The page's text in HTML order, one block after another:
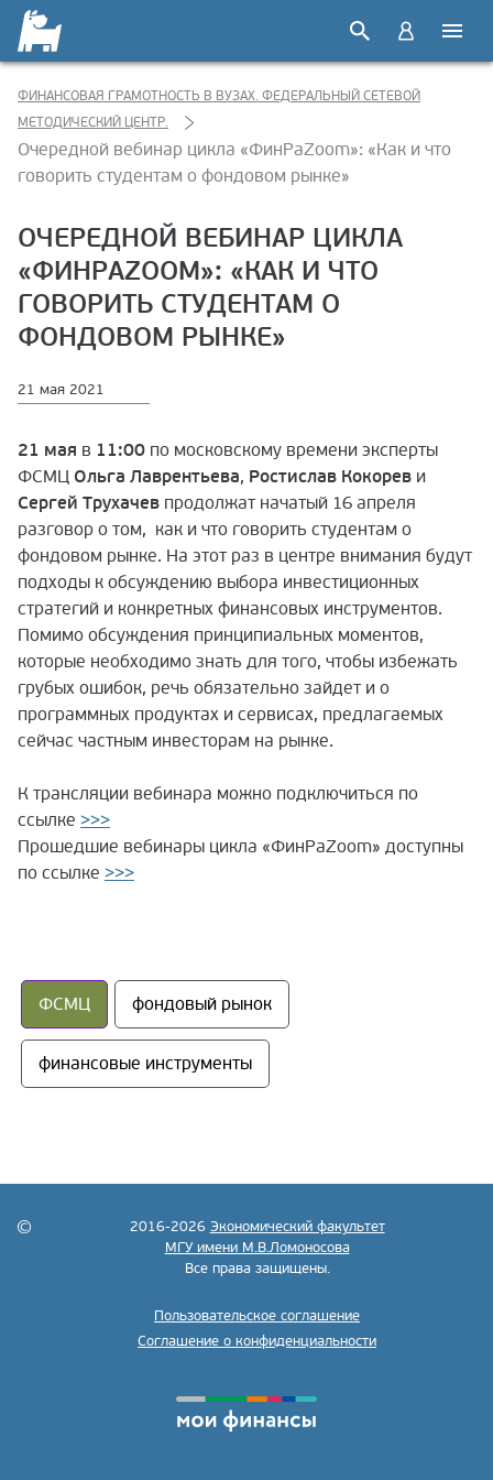
ФИНАНСОВАЯ ГРАМОТНОСТЬ В ВУЗАХ. ФЕДЕРАЛЬНЫЙ СЕТЕВОЙ
МЕТОДИЧЕСКИЙ ЦЕНТР.
Очередной вебинар цикла «ФинРаZoom»: «Как и что
говорить студентам о фондовом рынке»
ОЧЕРЕДНОЙ ВЕБИНАР ЦИКЛА
«ФИНРАZOOM»: «КАК И ЧТО
ГОВОРИТЬ СТУДЕНТАМ О
ФОНДОВОМ РЫНКЕ»
21 мая 2021
21 мая в 11:00 по московскому времени эксперты
ФСМЦ Ольга Лаврентьева, Ростислав Кокорев и
Сергей Трухачев продолжат начатый 16 апреля
разговор о том, как и что говорить студентам о
фондовом рынке. На этот раз в центре внимания будут
подходы к обсуждению выбора инвестиционных
стратегий и конкретных финансовых инструментов.
Помимо обсуждения принципиальных моментов,
которые необходимо знать для того, чтобы избежать
грубых ошибок, речь обязательно зайдет и о
программных продуктах и сервисах, предлагаемых
сейчас частным инвесторам на рынке.
К трансляции вебинара можно подключиться по
ссылке >>>
Прошедшие вебинары цикла «ФинРаZoom» доступны
по ссылке >>>
ФСМЦ фондовый рынок
финансовые инструменты
2016-2026 Экономический факультет
МГУ имени М.В.Ломоносова
Все права защищены.
Пользовательское соглашение
Соглашение о конфиденциальности